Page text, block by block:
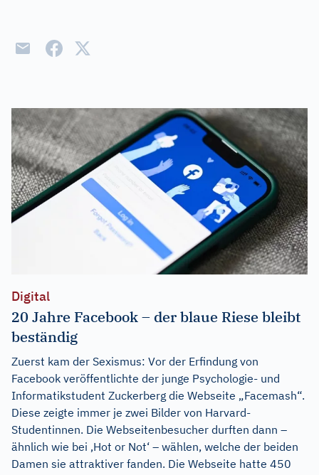
Digital
20 Jahre Facebook – der blaue Riese bleibt
beständig
Zuerst kam der Sexismus: Vor der Erfindung von
Facebook veröffentlichte der junge Psychologie- und
Informatikstudent Zuckerberg die Webseite „Facemash“.
Diese zeigte immer je zwei Bilder von Harvard-
Studentinnen. Die Webseitenbesucher durften dann –
ähnlich wie bei ‚Hot or Not‘ – wählen, welche der beiden
Damen sie attraktiver fanden. Die Webseite hatte 450